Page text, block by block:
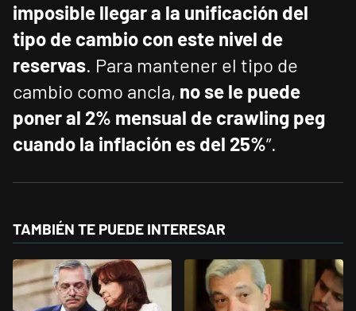
imposible llegar a la unificación del
tipo de cambio con este nivel de
reservas. Para mantener el tipo de
cambio como ancla, no se le puede
poner al 2% mensual de crawling peg
cuando la inflación es del 25%”.
TAMBIÉN TE PUEDE INTERESAR